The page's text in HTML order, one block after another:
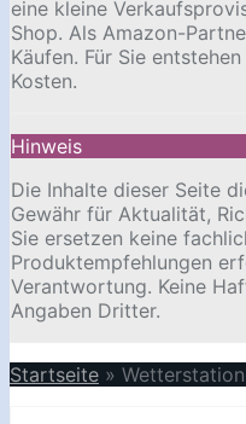
eine kleine
Shop. Als Amazon-
Käufen. Für Sie
Kosten.
Hinweis
Die Inhalte dieser Seite
Gewähr für Aktualität,
Sie ersetzen keine
Produktempfehlungen
Verantwortung. Keine
Angaben Dritter.
Startseite » Wetterstation